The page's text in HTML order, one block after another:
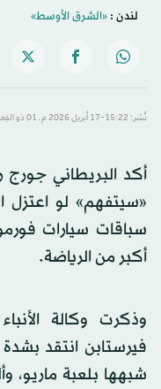
لندن :«الشرق الأوسط»
نُشر: 15:22-17 أبريل 2026 م ـ 01 ذو القِعدة 1447 هـ
أكد البريطاني
«سيتفهم» لو اعتزل
أكبر من الرياضة.
وذكرت وكالة
شبهها بلعبة ماريو،